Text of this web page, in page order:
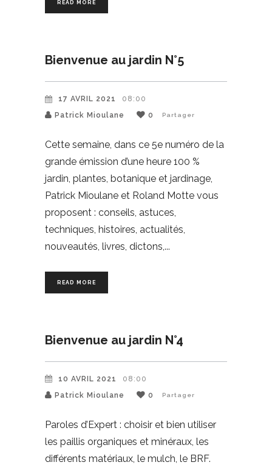
READ MORE
Bienvenue au jardin N°5
17 AVRIL 2021
08:00
Patrick Mioulane
0 Partager
Cette semaine, dans ce 5e numéro de la
grande émission d’une heure 100 %
jardin, plantes, botanique et jardinage,
Patrick Mioulane et Roland Motte vous
proposent : conseils, astuces,
techniques, histoires, actualités,
nouveautés, livres, dictons,
READ MORE
Bienvenue au jardin N°4
10 AVRIL 2021
08:00
Patrick Mioulane
0 Partager
Paroles d’Expert : choisir et bien utiliser
les paillis organiques et minéraux, les
différents matériaux, le mulch, le BRF.